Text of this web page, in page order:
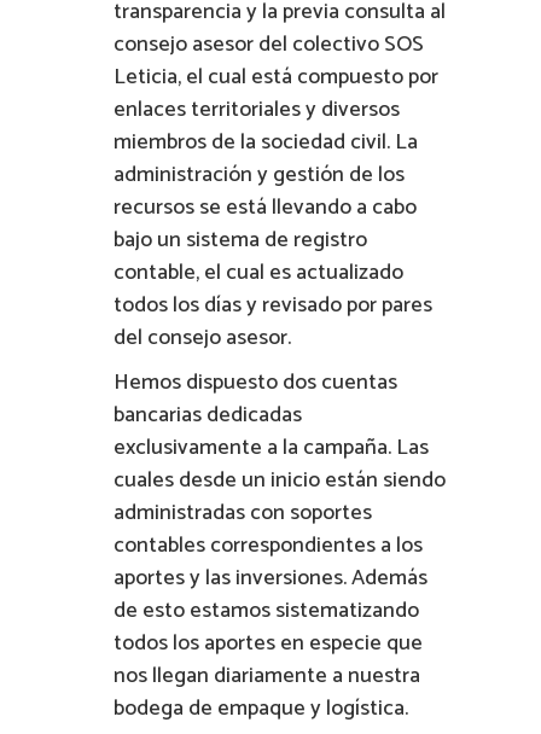
transparencia y la previa consulta al
consejo asesor del colectivo SOS
Leticia, el cual está compuesto por
enlaces territoriales y diversos
miembros de la sociedad civil. La
administración y gestión de los
recursos se está llevando a cabo
bajo un sistema de registro
contable, el cual es actualizado
todos los días y revisado por pares
del consejo asesor.
Hemos dispuesto dos cuentas
bancarias dedicadas
exclusivamente a la campaña. Las
cuales desde un inicio están siendo
administradas con soportes
contables correspondientes a los
aportes y las inversiones. Además
de esto estamos sistematizando
todos los aportes en especie que
nos llegan diariamente a nuestra
bodega de empaque y logística.